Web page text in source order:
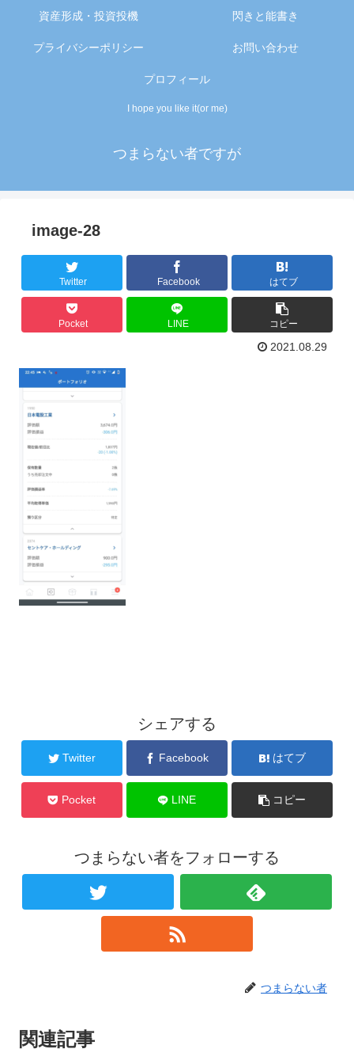
I hope you like it(or me)
つまらない者ですが
資産形成・投資投機 閃きと能書き
プライバシーポリシー お問い合わせ
プロフィール
image-28
Twitter Facebook はてブ
Pocket LINE コピー
2021.08.29
シェアする
Twitter Facebook はてブ
Pocket LINE コピー
つまらない者をフォローする
つまらない者
関連記事